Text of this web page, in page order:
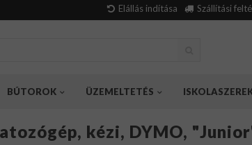
Elállás indítása Szállítási
BÚTOROK ÜZEMELTETÉS
kézi, DYMO,